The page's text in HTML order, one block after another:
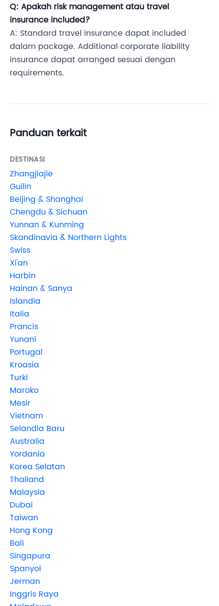
Q: Apakah risk management atau travel
insurance included?
A: Standard travel insurance dapat included
dalam package. Additional corporate liability
insurance dapat arranged sesuai dengan
requirements.
Panduan terkait
DESTINASI
Zhangjiajie
Guilin
Beijing & Shanghai
Chengdu & Sichuan
Yunnan & Kunming
Skandinavia & Northern Lights
Swiss
Xi'an
Harbin
Hainan & Sanya
Islandia
Italia
Prancis
Yunani
Portugal
Kroasia
Turki
Maroko
Mesir
Vietnam
Selandia Baru
Australia
Yordania
Korea Selatan
Thailand
Malaysia
Dubai
Taiwan
Hong Kong
Bali
Singapura
Spanyol
Jerman
Inggris Raya